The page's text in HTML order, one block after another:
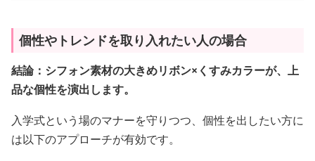
個性やトレンドを取り入れたい人の場合
結論：シフォン素材の大きめリボン×くすみカラーが、上
品な個性を演出します。
入学式という場のマナーを守りつつ、個性を出したい方に
は以下のアプローチが有効です。